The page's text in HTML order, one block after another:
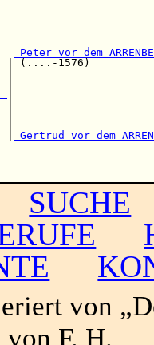
Peter vor dem
(....-1576)
|
Gertrud vor dem
SUCHE
von
von F. H.